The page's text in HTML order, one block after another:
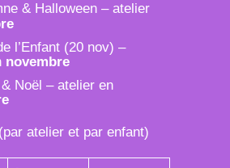
& Halloween – atelier
l’Enfant (20 nov) –
novembre
Noël – atelier en
(par atelier et par enfant)